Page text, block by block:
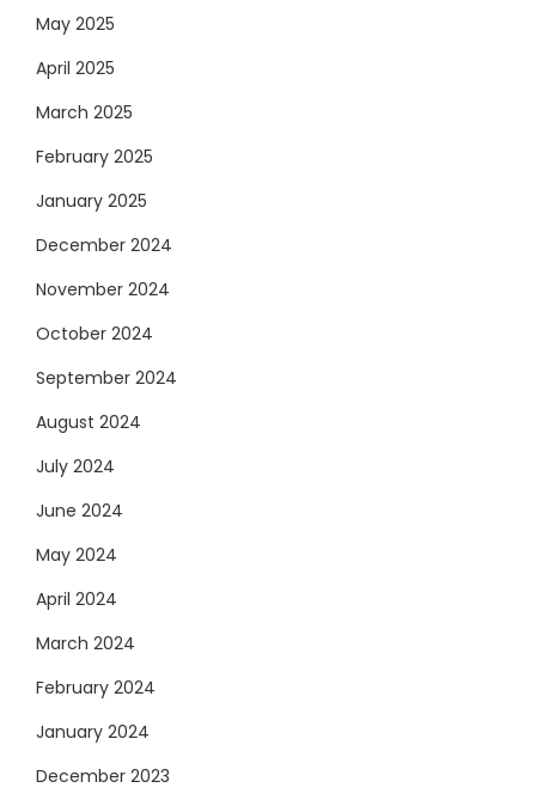
May 2025
April 2025
March 2025
February 2025
January 2025
December 2024
November 2024
October 2024
September 2024
August 2024
July 2024
June 2024
May 2024
April 2024
March 2024
February 2024
January 2024
December 2023